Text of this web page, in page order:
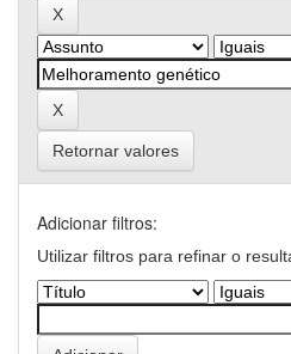
Retornar valores
Adicionar filtros:
Utilizar filtros para refinar o